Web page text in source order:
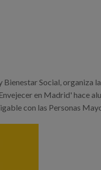
Social, organiza
en Madrid' hace
con las Personas